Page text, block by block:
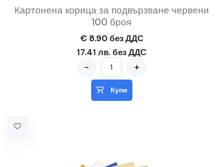
Картонена корица за подвързване червени
100 броя
€ 8.90 без ДДС
17.41 лв. без ДДС
- +
Купи